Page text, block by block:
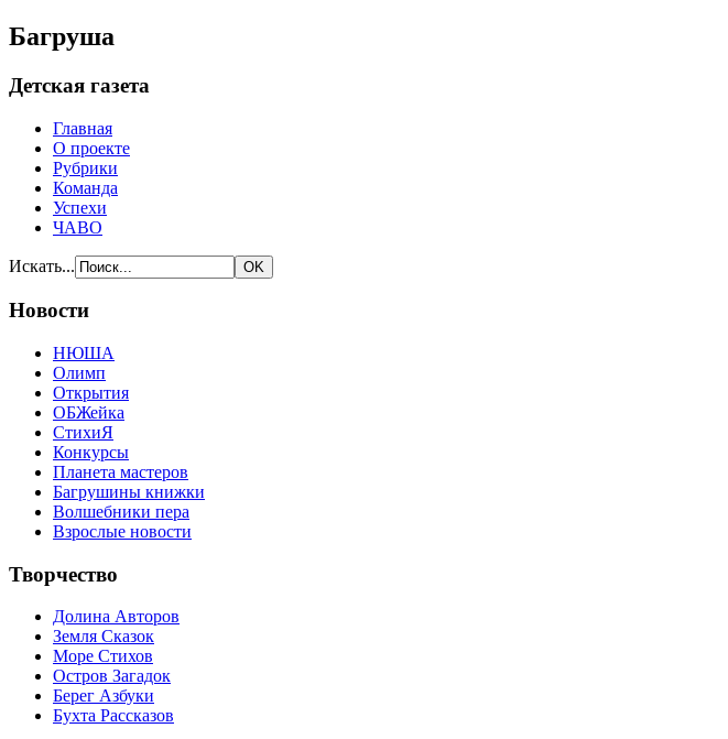
Багруша
Детская газета
Главная
О проекте
Рубрики
Команда
Успехи
ЧАВО
Искать...
Новости
НЮША
Олимп
Открытия
ОБЖейка
СтихиЯ
Конкурсы
Планета мастеров
Багрушины книжки
Волшебники пера
Взрослые новости
Творчество
Долина Авторов
Земля Сказок
Море Стихов
Остров Загадок
Берег Азбуки
Бухта Рассказов